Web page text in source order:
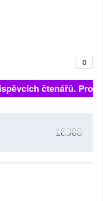
0
čtenářů.
16988